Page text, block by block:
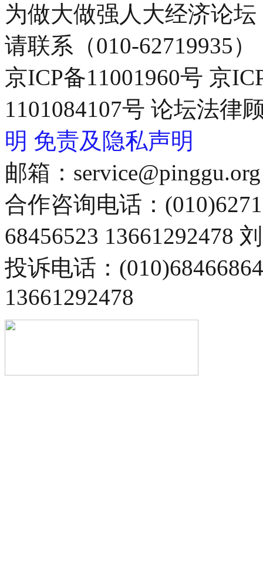
为做大做强人大经济论
请联系（010-62719935）
京ICP备11001960号 京
1101084107号 论坛法律
明 免责及隐私声明
邮箱：service@pinggu.org
合作咨询电话：
68456523 13661292478
投诉电话：
13661292478